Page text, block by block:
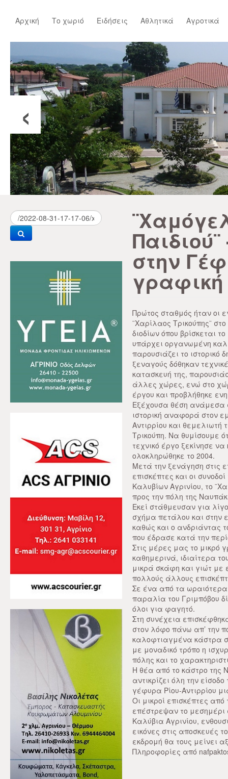
Αρχική Το χωριό Ειδήσεις Αθλητικά Αγροτικά
‹
στην
Πρώτος σταθμός ήταν οι
¨Χαρίλαος Τρικούπης¨
διοδίων όπου βρίσκεται
υπάρχει οργανωμένη
παρουσιάζει το ιστορικό
ξεναγούς δόθηκαν
κατασκευή της,
άλλες χώρες, ενώ στο
έργου και προβλήθηκε
Εξέχουσα θέση ανάμεσα
ιστορική αναφορά στον
Αντιρρίου και
Τρικούπη. Να θυμίσουμε
τεχνικό έργο ξεκίνησε
ολοκληρώθηκε το 2004.
Μετά την ξενάγηση στις
επισκέπτες και οι
Καλυβίων Αγρινίου, το
προς την πόλη της
Εκεί στάθμευσαν για
σχήμα πετάλου και στην
καθώς και ο ανδριάντας
που έδρασε κατά την
Στις μέρες μας το μικρό
καθημερινά, ιδιαίτερα
μικρά σκάφη και γιώτ
πολλούς άλλους
Σε ένα από τα
παραλία του Γριμπόβου
όλοι για φαγητό.
Στη συνέχεια
στον λόφο πάνω απ’ την
καλοφτιαγμένα κάστρα
με μοναδικό τρόπο η
πόλης και το
Η θέα από το κάστρο της
αντικρίζει όλη την
γέφυρα Ρίου-Αντιρρίου
Οι μικροί επισκέπτες από
επέστρεψαν το
Καλύβια Αγρινίου,
εικόνες στις αποσκευές
εκδρομή θα τους μείνει
Πληροφορίες από